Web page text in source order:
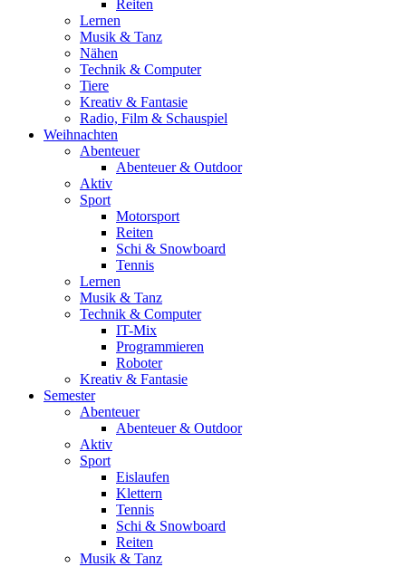
Reiten
Lernen
Musik & Tanz
Nähen
Technik & Computer
Tiere
Kreativ & Fantasie
Radio, Film & Schauspiel
Weihnachten
Abenteuer
Abenteuer & Outdoor
Aktiv
Sport
Motorsport
Reiten
Schi & Snowboard
Tennis
Lernen
Musik & Tanz
Technik & Computer
IT-Mix
Programmieren
Roboter
Kreativ & Fantasie
Semester
Abenteuer
Abenteuer & Outdoor
Aktiv
Sport
Eislaufen
Klettern
Tennis
Schi & Snowboard
Reiten
Musik & Tanz